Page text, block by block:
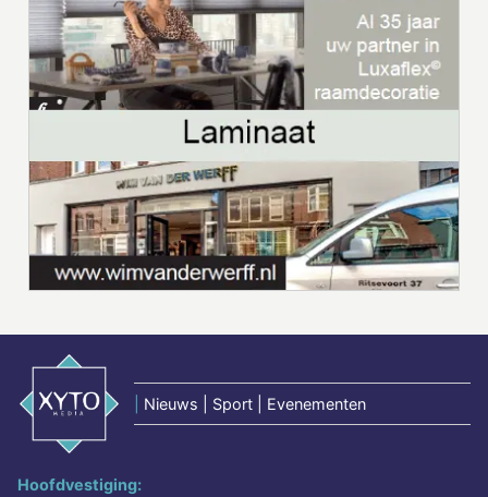
Nieuws | Sport | Evenementen
Hoofdvestiging: